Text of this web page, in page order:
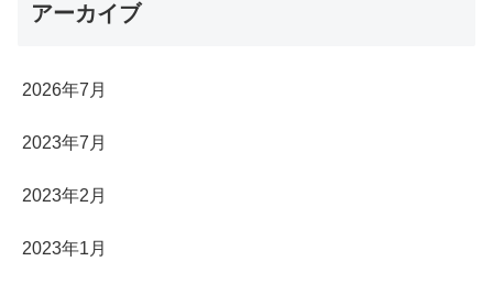
アーカイブ
2026年7月
2023年7月
2023年2月
2023年1月